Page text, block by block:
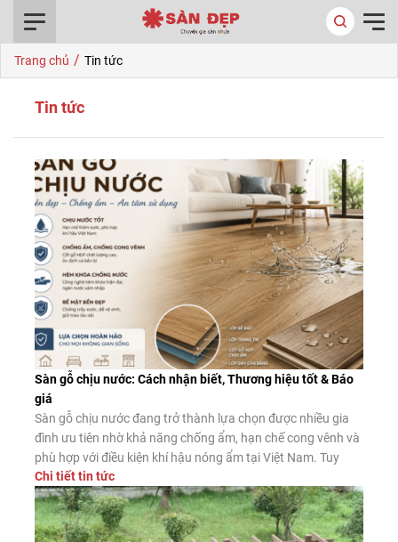
Trang chủ / Tin tức
Tin tức
Sàn gỗ chịu nước: Cách nhận biết, Thương hiệu tốt & Báo
giá
Sàn gỗ chịu nước đang trở thành lựa chọn được nhiều gia
đình ưu tiên nhờ khả năng chống ẩm, hạn chế cong vênh và
phù hợp với điều kiện khí hậu nóng ẩm tại Việt Nam. Tuy
nhiên, không phải sản phẩm nào được quảng cáo là “chịu
nước” cũng có chất lượng như […]
Chi tiết tin tức